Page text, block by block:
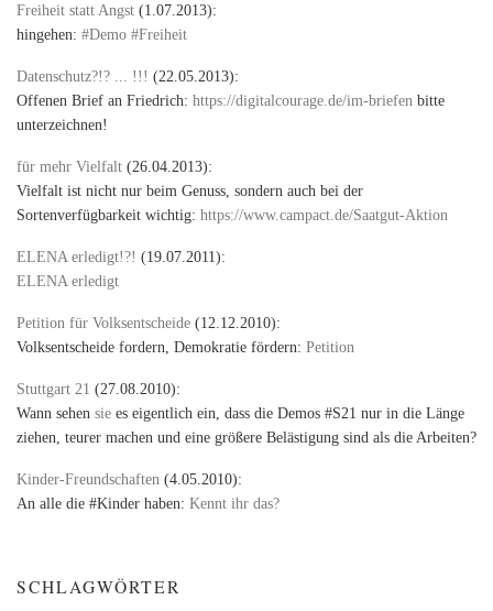
Freiheit statt Angst (1.07.2013):
hingehen: #Demo #Freiheit
Datenschutz?!? ... !!! (22.05.2013):
Offenen Brief an Friedrich: https://digitalcourage.de/im-briefen bitte
unterzeichnen!
für mehr Vielfalt (26.04.2013):
Vielfalt ist nicht nur beim Genuss, sondern auch bei der
Sortenverfügbarkeit wichtig: https://www.campact.de/Saatgut-Aktion
ELENA erledigt!?! (19.07.2011):
ELENA erledigt
Petition für Volksentscheide (12.12.2010):
Volksentscheide fordern, Demokratie fördern: Petition
Stuttgart 21 (27.08.2010):
Wann sehen sie es eigentlich ein, dass die Demos #S21 nur in die Länge
ziehen, teurer machen und eine größere Belästigung sind als die Arbeiten?
Kinder-Freundschaften (4.05.2010):
An alle die #Kinder haben: Kennt ihr das?
SCHLAGWÖRTER